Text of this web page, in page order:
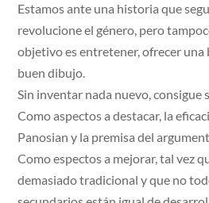
Estamos ante una historia que
revolucione el género, pero
objetivo es entretener, ofrecer una
buen dibujo.
Sin inventar nada nuevo, consigue
Como aspectos a destacar, la
Panosian y la premisa del
Como espectos a mejorar, tal vez
demasiado tradicional y que no